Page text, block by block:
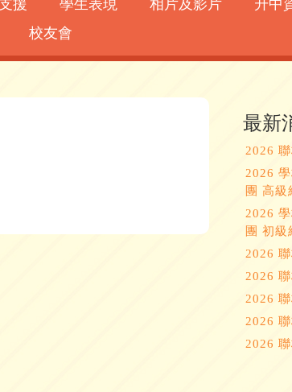
援 學生表現 相片及影片 升中
校友會
最新
2026
2026
團 高級
2026
團 初級
2026
2026
2026
2026
2026